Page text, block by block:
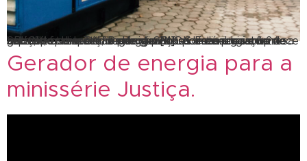
SBLOK, fornecendo energia 24h por dia. Locação de geradores em São Paulo. A SBLOK está presente no mercado de locação de geradores de energia, fornece soluções temporárias de geração de energia com a rapidez que o seu negócio precisa. Fazendo isto 24 horas por dia, 7 dias por semana. Somos uma empresa onde, literalmente, a energia […]
Gerador de energia para a
minissérie Justiça.